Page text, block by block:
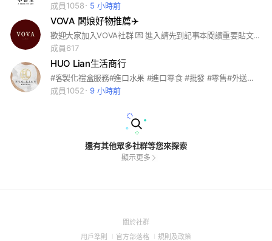
成員1058
5 小時前
VOVA 闆娘好物推薦✈️
歡迎大家加入VOVA社群 💌 進入請先到記事本閱讀重要貼文‼️ IG : vova.com_official FB: VOVA.com 官方Line:@781mtzid - 這裡可以一起分享穿搭心得 也能搶先得知闆娘連線代購資訊 小編們會盡量即時回覆各位的提問唷💕 .
成員617
HUO Lian生活商行
#客製化禮盒服務#進口水果 #進口零食 #批發 #零售#外送服務#全省配送
成員1052
9 小時前
還有其他眾多社群等您來探索
顯示更多
關於社群(Open
用戶準則 (Open
官方部落格 (Open
規則及政策(Open